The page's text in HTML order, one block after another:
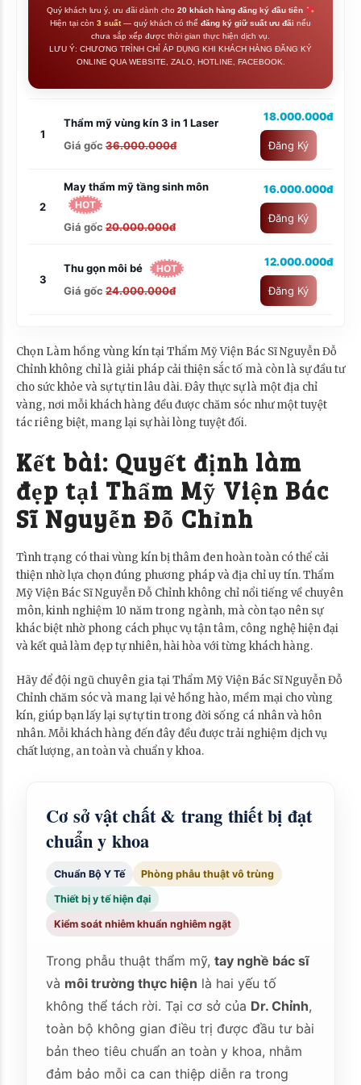
Quý khách lưu ý, ưu đãi dành cho 20 khách hàng đăng ký đầu tiên
Hiện tại còn 3 suất— quý khách có thể đăng ký giữ suất ưu đãi nếu
chưa sắp xếp được thời gian thực hiện dịch vụ.
LƯU Ý: CHƯƠNG TRÌNH CHỈ ÁP DỤNG KHI KHÁCH HÀNG ĐĂNG KÝ
ONLINE QUA WEBSITE, ZALO, HOTLINE, FACEBOOK.
1
Thẩm mỹ vùng kín 3 in 1 Laser
Giá gốc 36.000.000đ
18.000.000đ
Đăng Ký
2
May thẩm mỹ tầng sinh môn
HOT
Giá gốc 20.000.000đ
16.000.000đ
Đăng Ký
3
Thu gọn môi bé HOT
Giá gốc 24.000.000đ
12.000.000đ
Đăng Ký
Chọn Làm hồng vùng kín tại Thẩm Mỹ Viện Bác Sĩ Nguyễn Đỗ
Chỉnh không chỉ là giải pháp cải thiện sắc tố mà còn là sự đầu tư
cho sức khỏe và sự tự tin lâu dài. Đây thực sự là một địa chỉ
vàng, nơi mỗi khách hàng đều được chăm sóc như một tuyệt
tác riêng biệt, mang lại sự hài lòng tuyệt đối.
Kết bài: Quyết định làm
đẹp tại Thẩm Mỹ Viện Bác
Sĩ Nguyễn Đỗ Chỉnh
Tình trạng có thai vùng kín bị thâm đen hoàn toàn có thể cải
thiện nhờ lựa chọn đúng phương pháp và địa chỉ uy tín. Thẩm
Mỹ Viện Bác Sĩ Nguyễn Đỗ Chỉnh không chỉ nổi tiếng về chuyên
môn, kinh nghiệm 10 năm trong ngành, mà còn tạo nên sự
khác biệt nhờ phong cách phục vụ tận tâm, công nghệ hiện đại
và kết quả làm đẹp tự nhiên, hài hòa với từng khách hàng.
Hãy để đội ngũ chuyên gia tại Thẩm Mỹ Viện Bác Sĩ Nguyễn Đỗ
Chỉnh chăm sóc và mang lại vẻ hồng hào, mềm mại cho vùng
kín, giúp bạn lấy lại sự tự tin trong đời sống cá nhân và hôn
nhân. Mỗi khách hàng đến đây đều được trải nghiệm dịch vụ
chất lượng, an toàn và chuẩn y khoa.
Cơ sở vật chất & trang thiết bị đạt
chuẩn y khoa
Chuẩn Bộ Y Tế Phòng phẫu thuật vô trùng
Thiết bị y tế hiện đại
Kiểm soát nhiễm khuẩn nghiêm ngặt
Trong phẫu thuật thẩm mỹ,tay nghề bác sĩ
và môi trường thực hiện là hai yếu tố
không thể tách rời. Tại cơ sở của Dr. Chỉnh,
toàn bộ không gian điều trị được đầu tư bài
bản theo tiêu chuẩn an toàn y khoa, nhằm
đảm bảo mỗi ca can thiệp diễn ra trong